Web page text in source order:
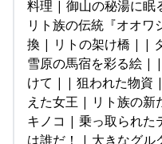
料理 | 御山の秘湯に
リト族の伝統『オオ
換 | リトの架け橋 | |
雪原の馬宿を彩る絵 |
けて | | 狙われた物資
えた女王 | リト族の
キノコ | 乗っ取られ
は誰だ！ | 大きなグ